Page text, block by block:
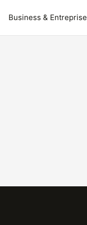
Business & Entreprise